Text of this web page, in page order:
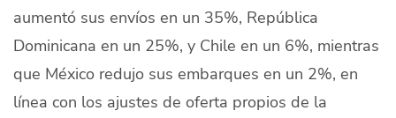
aumentó sus envíos en un 35%, República
Dominicana en un 25%, y Chile en un 6%, mientras
que México redujo sus embarques en un 2%, en
línea con los ajustes de oferta propios de la